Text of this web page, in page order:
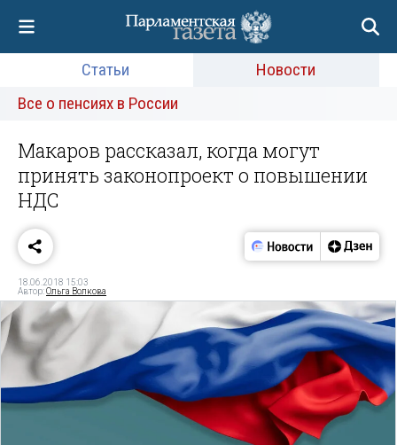
Статьи
Новости
Все о пенсиях в России
Макаров рассказал, когда могут
принять законопроект о повышении
НДС
18.06.2018 15:03
Автор:Ольга Волкова